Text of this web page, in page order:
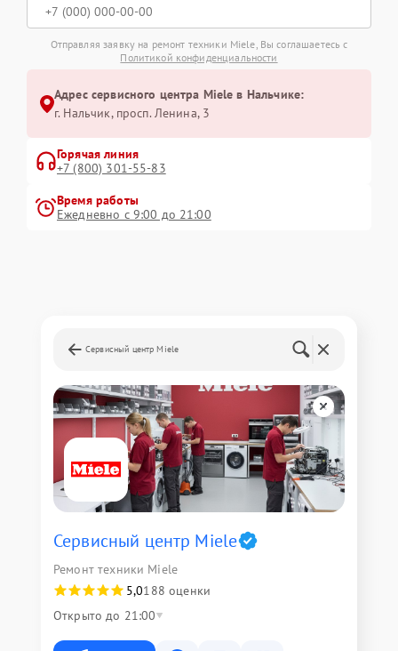
Отправляя заявку на ремонт техники Miele, Вы соглашаетесь с
Политикой конфиденциальности
Адрес сервисного центра Miele в Нальчике:
г. Нальчик, просп. Ленина, 3
Горячая линия
+7 (800) 301-55-83
Время работы
Ежедневно с 9:00 до 21:00
Сервисный центр Miele
Сервисный центр Miele
Ремонт техники Miele
5,0188 оценки
Открыто до 21:00